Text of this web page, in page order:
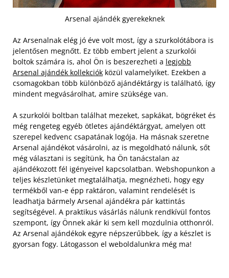
Arsenal ajándék gyerekeknek
Az Arsenalnak elég jó éve volt most, így a szurkolótábora is
jelentősen megnőtt. Ez több embert jelent a szurkolói
boltok számára is, ahol Ön is beszerezheti a legjobb
Arsenal ajándék kollekciók közül valamelyiket. Ezekben a
csomagokban több különböző ajándéktárgy is található, így
mindent megvásárolhat, amire szüksége van.
A szurkolói boltban találhat mezeket, sapkákat, bögréket és
még rengeteg egyéb ötletes ajándéktárgyat, amelyen ott
szerepel kedvenc csapatának logója. Ha másnak szeretne
Arsenal ajándékot vásárolni, az is megoldható nálunk, sőt
még választani is segítünk, ha Ön tanácstalan az
ajándékozott fél igényeivel kapcsolatban. Webshopunkon a
teljes készletünket megtalálhatja, megnézheti, hogy egy
termékből van-e épp raktáron, valamint rendelését is
leadhatja bármely Arsenal ajándékra pár kattintás
segítségével. A praktikus vásárlás nálunk rendkívül fontos
szempont, így Önnek akár ki sem kell mozdulnia otthonról.
Az Arsenal ajándékok egyre népszerűbbek, így a készlet is
gyorsan fogy. Látogasson el weboldalunkra még ma!